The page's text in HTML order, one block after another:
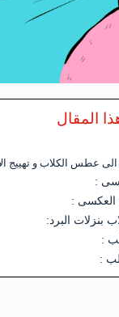
المقال
عطس الكلاب و تهييج
:
العكسى :
بنزلات البرد:
:
: